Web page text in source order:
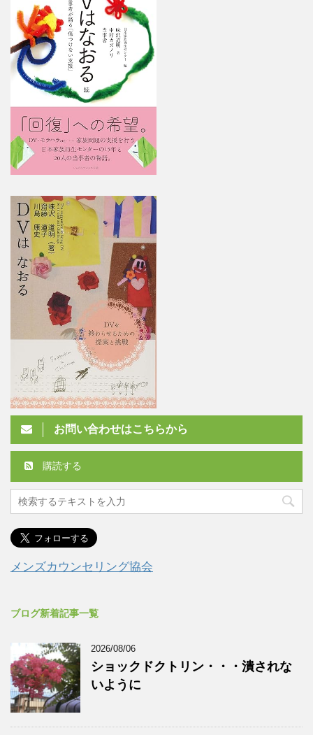
お問い合わせはこちらから
購読する
メンズカウンセリング協会
ブログ新着記事一覧
2026/08/06
ショックドクトリン・・・潰されな
いように